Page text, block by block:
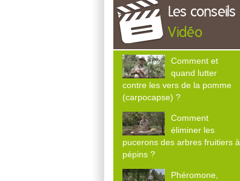
Les conseils
Vidéo
Comment et
quand lutter
contre les vers de la pomme
(carpocapse) ?
Comment
éliminer les
pucerons des arbres fruitiers à
pépins ?
Phéromone,